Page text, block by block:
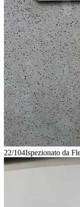
22/104Ispezionato da